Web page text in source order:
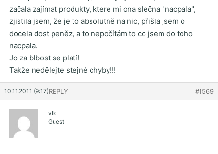
začala zajímat produkty, které mi ona slečna "nacpala",
zjistila jsem, že je to absolutně na nic, přišla jsem o
docela dost peněz, a to nepočítám to co jsem do toho
nacpala.
Jo za blbost se platí!
Takže nedělejte stejné chyby!!!
10.11.2011 (9:17) #1569
REPLY
vlk
Guest